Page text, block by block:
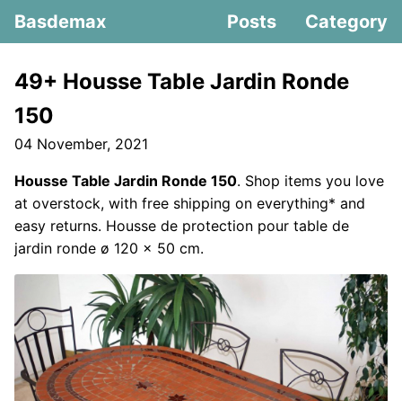
Basdemax Posts Category
49+ Housse Table Jardin Ronde
150
04 November, 2021
Housse Table Jardin Ronde 150. Shop items you love
at overstock, with free shipping on everything* and
easy returns. Housse de protection pour table de
jardin ronde ø 120 x 50 cm.